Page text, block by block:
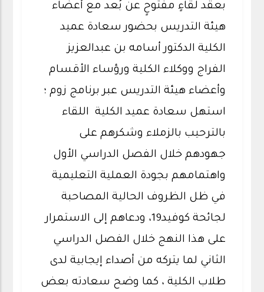
بعقد لقاءٍ مفتوحٍ عن بُعد مع أعضاء
هيئة التدريس بحضور سعادة عميد
الكلية الدكتور أسامه بن عبدالعزيز
الفراج ووكلاء الكلية ورؤساء الأقسام
وأعضاء هيئة التدريس عبر برنامج زوم ؛
استهل سعادة عميد الكلية اللقاء
بالترحيب بالزملاء وشكرهم على
جهودهم خلال الفصل الدراسي الأول
واهتمامهم بجودة العملية التعليمية
في ظل الظروف الحالية المصاحبة
لجائحة كوفيد19، ودعاهم إلى الاستمرار
على هذا النهج خلال الفصل الدراسي
الثاني لما يتركه من أصداء إيجابية لدى
طلاب الكلية ، كما وضح سعادته بعض